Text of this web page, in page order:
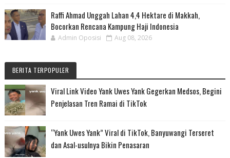
Raffi Ahmad Unggah Lahan 4,4 Hektare di Makkah,
Bocorkan Rencana Kampung Haji Indonesia
Admin Oposisi Aug 08, 2026
BERITA TERPOPULER
Viral Link Video Yank Uwes Yank Gegerkan Medsos, Begini
Penjelasan Tren Ramai di TikTok
“Yank Uwes Yank” Viral di TikTok, Banyuwangi Terseret
dan Asal-usulnya Bikin Penasaran